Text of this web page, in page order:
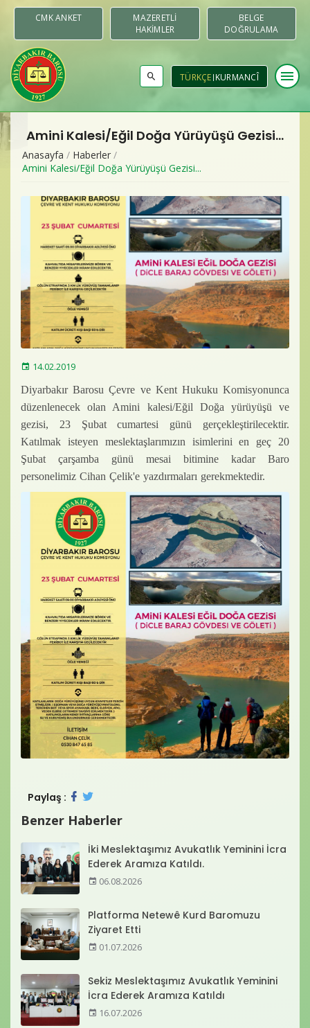
CMK ANKET
MAZERETLI
HAKIMLER
BELGE
DOĞRULAMA
TÜRKÇE KURMANCÎ menu
Baromuz
Duyurular
Yayınlar
Baro Bültenleri
Diğer
Amini Kalesi/Eğil Doğa Yürüyüşü Gezisi...
Anasayfa / Haberler /
Amini Kalesi/Eğil Doğa Yürüyüşü Gezisi...
14.02.2019
Diyarbakır Barosu Çevre ve Kent Hukuku Komisyonunca
düzenlenecek olan Amini kalesi/Eğil Doğa yürüyüşü ve
gezisi, 23 Şubat cumartesi günü gerçekleştirilecektir.
Katılmak isteyen meslektaşlarımızın isimlerini en geç 20
Şubat çarşamba günü mesai bitimine kadar Baro
personelimiz Cihan Çelik'e yazdırmaları gerekmektedir.
Paylaş :
Benzer Haberler
İki Meslektaşımız Avukatlık Yeminini İcra
Ederek Aramıza Katıldı.
06.08.2026
Platforma Netewê Kurd Baromuzu
Ziyaret Etti
01.07.2026
Sekiz Meslektaşımız Avukatlık Yeminini
İcra Ederek Aramıza Katıldı
16.07.2026